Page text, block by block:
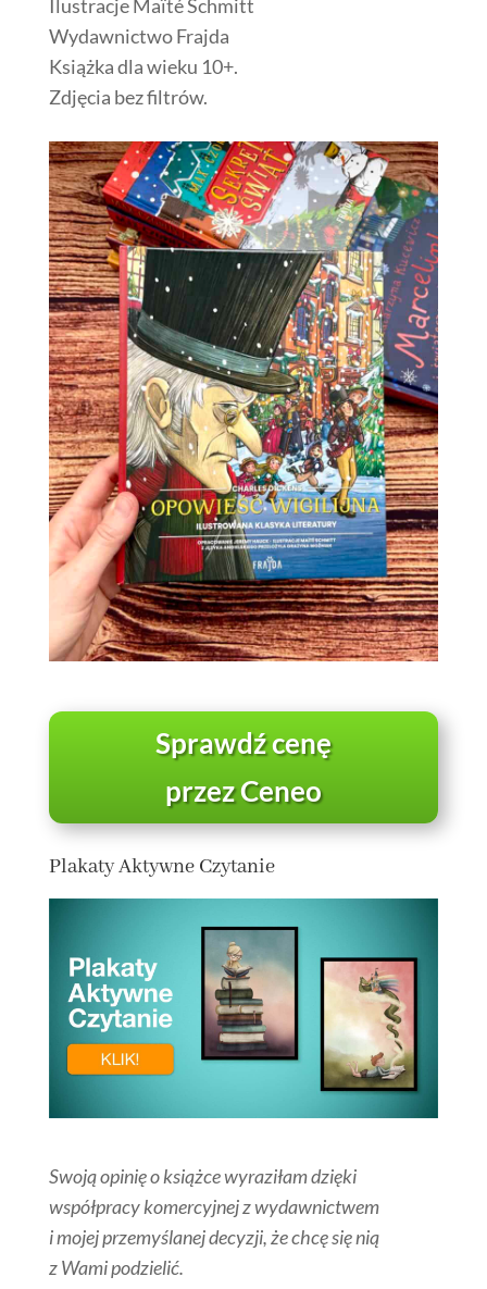
Ilustracje Maïté Schmitt
Wydawnictwo Frajda
Książka dla wieku 10+.
Zdjęcia bez filtrów.
Sprawdź cenę
przez Ceneo
Plakaty Aktywne Czytanie
Swoją opinię o książce wyraziłam dzięki
współpracy komercyjnej z wydawnictwem
i mojej przemyślanej decyzji, że chcę się nią
z Wami podzielić.